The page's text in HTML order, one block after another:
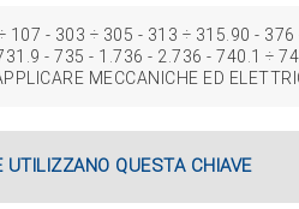
107 ‑ 303 ÷ 305 ‑ 313 ÷ 315.90 ‑
‑ 735 ‑ 1.736 ‑ 2.736 ‑ 740.1 ÷
MECCANICHE ED
UTILIZZANO QUESTA CHIAVE